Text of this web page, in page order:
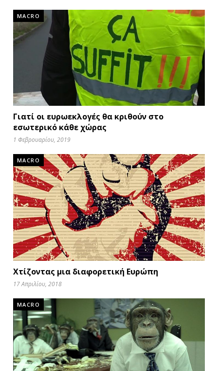
MACRO
Γιατί οι ευρωεκλογές θα κριθούν στο
εσωτερικό κάθε χώρας
1 Φεβρουαρίου, 2019
MACRO
Χτίζοντας μια διαφορετική Ευρώπη
17 Απριλίου, 2018
MACRO